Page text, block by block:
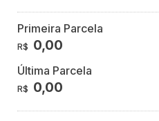
Primeira Parcela
R$ 0,00
Última Parcela
R$ 0,00